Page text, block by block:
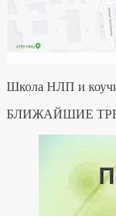
Школа НЛП и
БЛИЖАЙШИЕ